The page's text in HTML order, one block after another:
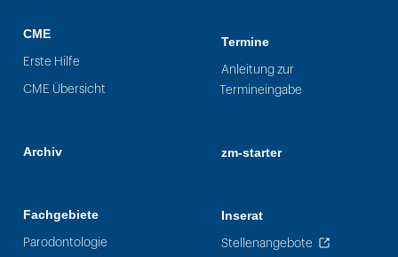
CME
Erste Hilfe
CME Übersicht
Archiv
Fachgebiete
Parodontologie
Termine
Anleitung zur
Termineingabe
zm-starter
Inserat
Stellenangebote